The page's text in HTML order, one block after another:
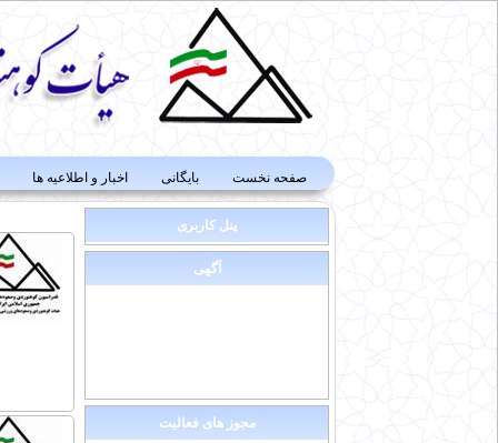
صفحه نخست بایگانی اخبار و اطلاعیه ها
پنل کاربری
آگهی
مجوز های فعالیت